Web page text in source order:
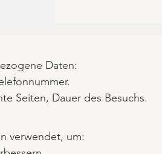
Daten:
Seiten, Dauer des Besuchs.
verwendet, um: